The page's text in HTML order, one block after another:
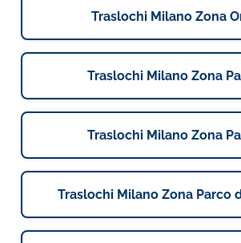
Traslochi Milano Zona
Traslochi Milano Zona
Traslochi Milano Zona
Traslochi Milano Zona Parco